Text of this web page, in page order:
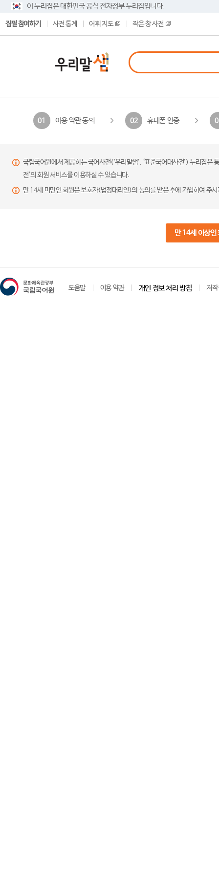
이 누리집은 대한민국 공식 전자정부 누리집입니다.
집필 참여하기 사전 통계 어휘 지도 작은 창 사전
01 이용 약관 동의 02 휴대폰 인증
국립국어원에서 제공하는 국어사전(‘우리말샘’, ‘표준국어대사전’) 누리집
전’의 회원 서비스를 이용하실 수 있습니다.
만 14세 미만인 회원은 보호자(법정대리인)의 동의를 받은 후에 가입하여 주
만 14세 이상인
도움말 이용 약관 개인 정보 처리 방침 저